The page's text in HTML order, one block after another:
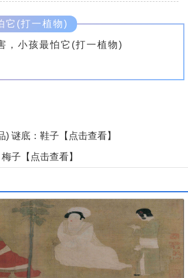
它(打一植物)
，小孩最怕它(打一植物)
谜底：鞋子【点击查看】
子【点击查看】